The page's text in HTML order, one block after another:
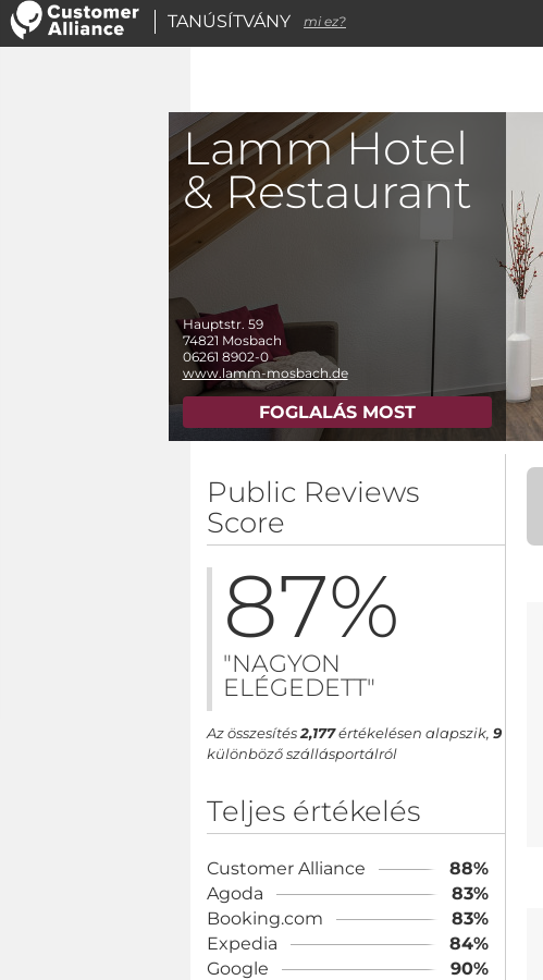
Lamm Hotel
& Restaurant
Hauptstr. 59
74821 Mosbach
06261 8902-0
www.lamm-mosbach.de
FOGLALÁS MOST
Public Reviews
Score
87%
"NAGYON
ELÉGEDETT"
Az összesítés2,177értékelésen alapszik, 9
különböző szállásportálról
Teljes értékelés
Customer Alliance
88%
Agoda
83%
Booking.com
83%
Expedia
84%
Google
90%
TANÚSÍTVÁNY mi ez?